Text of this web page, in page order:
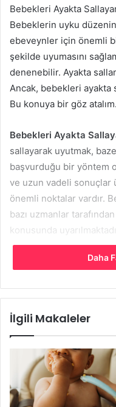
Bebekleri Ayakta
Bebeklerin uyku
ebeveynler için önemli
şekilde uyumasını
denenebilir. Ayakta
Ancak, bebekleri ayakta
Bu konuya bir göz atalım.
Bebekleri Ayakta
sallayarak uyutmak,
başvurduğu bir yöntem
ve uzun vadeli sonuçlar
önemli noktalar vardır.
bazı uzmanlar
konusunda
Daha
İlgili Makaleler